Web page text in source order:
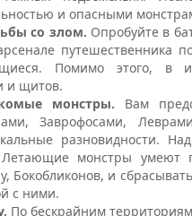
и опасными
со злом. Опробуйте в
путешественника
Помимо этого, в
и щитов.
монстры. Вам
Заврофосами,
разновидности.
монстры умеют
Бокобликонов, и
с ними.
По бескрайним